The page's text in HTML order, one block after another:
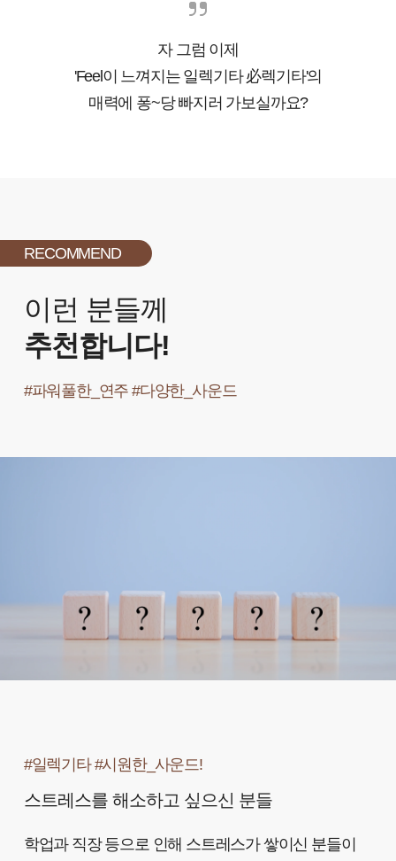
자 그럼 이제
'Feel이 느껴지는 일렉기타 必렉기타'의
매력에 퐁~당 빠지러 가보실까요?
RECOMMEND
이런 분들께
추천합니다!
#파워풀한_연주 #다양한_사운드
#일렉기타 #시원한_사운드!
스트레스를 해소하고 싶으신 분들
학업과 직장 등으로 인해 스트레스가 쌓이신 분들이